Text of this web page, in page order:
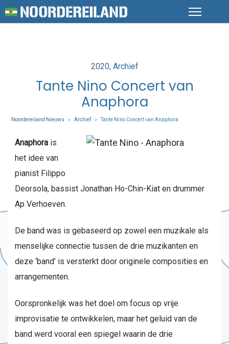
Posted
2020 Archief
Tante Nino Concert van
Anaphora
Noordereiland Nieuws > Archief > Tante Nino Concert van Anaphora
Anaphora is
het idee van
pianist Filippo
Deorsola, bassist Jonathan Ho-Chin-Kiat en drummer
Ap Verhoeven.
De band was is gebaseerd op zowel een muzikale als
menselijke connectie tussen de drie muzikanten en
deze ‘band’ is versterkt door originele composities en
arrangementen.
Oorspronkelijk was het doel om focus op vrije
improvisatie te ontwikkelen, maar het geluid van de
band werd vooral een spiegel waarin de drie